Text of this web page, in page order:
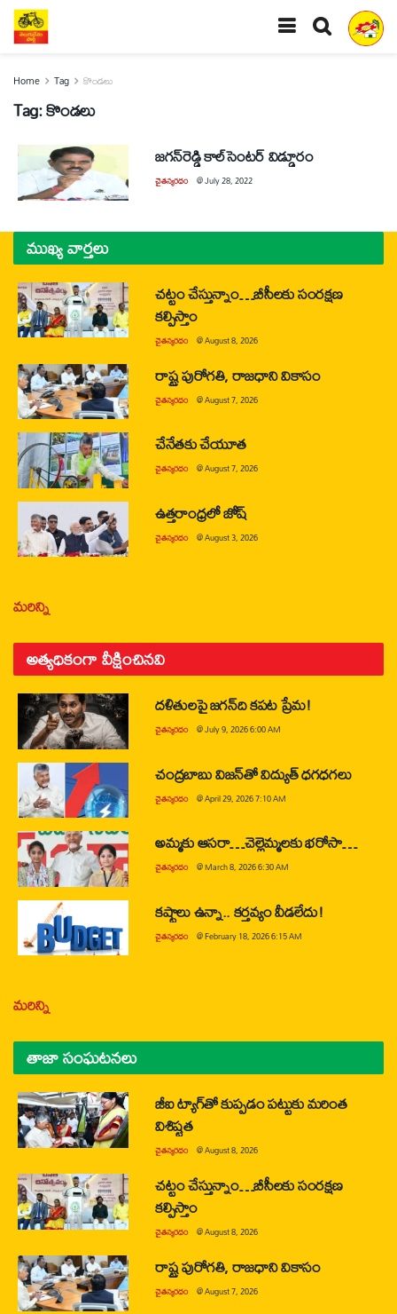
Home Tag కొండలు
Tag:కొండలు
జగన్‌రెడ్డి కాల్‌సెంటర్‌ విడ్డూరం
చైతన్యరధం @July 28, 2022
ముఖ్య వార్తలు
చట్టం చేస్తున్నాం…బీసీలకు సంరక్షణ
కల్పిస్తాం
చైతన్యరధం @August 8, 2026
రాష్ట్ర పురోగతి, రాజధాని వికాసం
చైతన్యరధం @August 7, 2026
చేనేతకు చేయూత
చైతన్యరధం @August 7, 2026
ఉత్తరాంధ్రలో జోష్
చైతన్యరధం @August 3, 2026
మరిన్ని
అత్యధికంగా వీక్షించినవి
దళితులపై జగన్‌ది కపట ప్రేమ!
చైతన్యరధం @July 9, 2026 6:00 AM
చంద్రబాబు విజన్‌తో విద్యుత్ ధగధగలు
చైతన్యరధం @April 29, 2026 7:10 AM
అమ్మకు ఆసరా…చెల్లెమ్మలకు భరోసా…
చైతన్యరధం @March 8, 2026 6:30 AM
కష్టాలు ఉన్నా.. కర్తవ్యం వీడలేదు!
చైతన్యరధం @February 18, 2026 6:15 AM
మరిన్ని
తాజా సంఘటనలు
జీఐ ట్యాగ్‌తో కుప్పడం పట్టుకు మరింత
విశిష్టత
చైతన్యరధం @August 8, 2026
చట్టం చేస్తున్నాం…బీసీలకు సంరక్షణ
కల్పిస్తాం
చైతన్యరధం @August 8, 2026
రాష్ట్ర పురోగతి, రాజధాని వికాసం
చైతన్యరధం @August 7, 2026